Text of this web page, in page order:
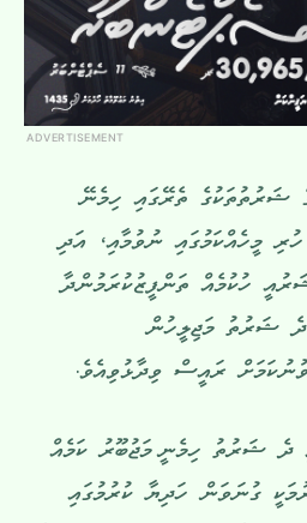
ADVERTISEMENT
ޝަރުތުތަކުގެ ތެރޭގައި ހިމެނޭ
މީހެއްކަމުގައި ނުވުމާއި، އަދި
ހުކުމެއް ތަންފީޒުކުރަމުންދާ
ޝަރުތު މަޖިލީހުން
ރައީސް ވިދާޅުވިއެވެ.
ދެ ޝަރުތު ހިމެނީ މަޖުބޫރު ކަމެއް
ގުނަވަން ހަދިޔާ ކުރުމުގައި